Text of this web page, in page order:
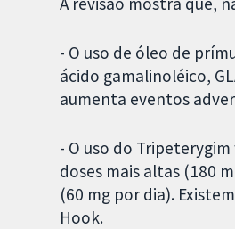
- O uso de óleo de
ácido gamalinoléico,
aumenta eventos
- O uso do
doses mais altas (180
(60 mg por dia).
Hook.